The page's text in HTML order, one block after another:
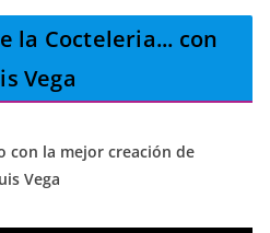
la Cocteleria... con
Vega
con la mejor creación de
Vega